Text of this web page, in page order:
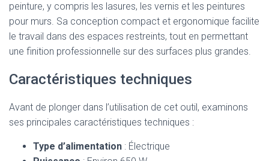
peinture, y compris les lasures, les vernis et les peintures
pour murs. Sa conception compact et ergonomique facilite
le travail dans des espaces restreints, tout en permettant
une finition professionnelle sur des surfaces plus grandes.
Caractéristiques techniques
Avant de plonger dans l’utilisation de cet outil, examinons
ses principales caractéristiques techniques :
Type d’alimentation : Électrique